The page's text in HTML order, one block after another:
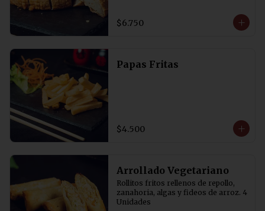
$6.750
Papas Fritas
$4.500
Arrollado Vegetariano
Rollitos fritos rellenos de repollo,
zanahoria, algas y fideos de arroz. 4
Unidades